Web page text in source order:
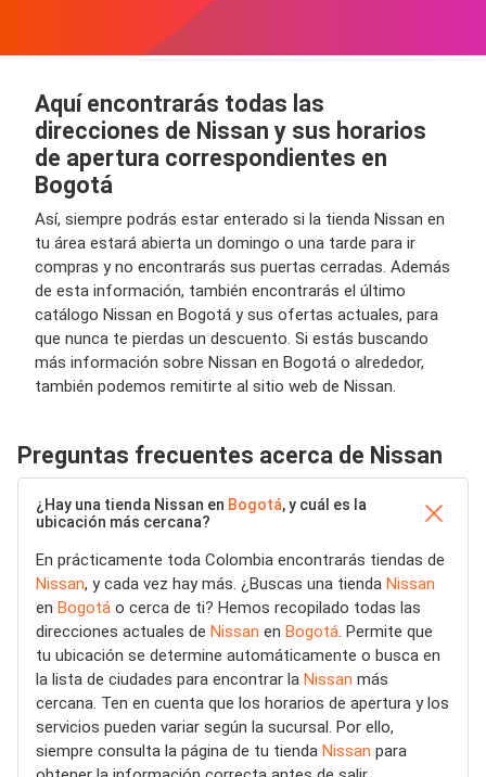
Aquí encontrarás todas las
direcciones de Nissan y sus horarios
de apertura correspondientes en
Bogotá
Así, siempre podrás estar enterado si la tienda Nissan en
tu área estará abierta un domingo o una tarde para ir
compras y no encontrarás sus puertas cerradas. Además
de esta información, también encontrarás el último
catálogo Nissan en Bogotá y sus ofertas actuales, para
que nunca te pierdas un descuento. Si estás buscando
más información sobre Nissan en Bogotá o alrededor,
también podemos remitirte al sitio web de Nissan.
Preguntas frecuentes acerca de Nissan
¿Hay una tienda Nissan en Bogotá, y cuál es la
ubicación más cercana?
En prácticamente toda Colombia encontrarás tiendas de
Nissan, y cada vez hay más. ¿Buscas una tienda Nissan
en Bogotá o cerca de ti? Hemos recopilado todas las
direcciones actuales de Nissan en Bogotá. Permite que
tu ubicación se determine automáticamente o busca en
la lista de ciudades para encontrar la Nissan más
cercana. Ten en cuenta que los horarios de apertura y los
servicios pueden variar según la sucursal. Por ello,
siempre consulta la página de tu tienda Nissan para